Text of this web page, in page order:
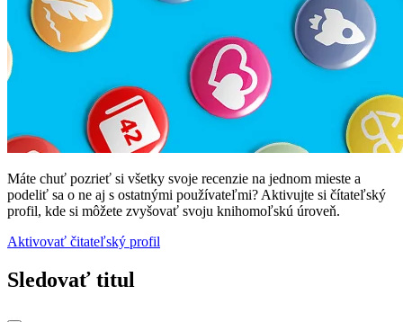
Máte chuť pozrieť si všetky svoje recenzie na jednom mieste a
podeliť sa o ne aj s ostatnými používateľmi? Aktivujte si čítateľský
profil, kde si môžete zvyšovať svoju knihomoľskú úroveň.
Aktivovať čitateľský profil
Sledovať titul